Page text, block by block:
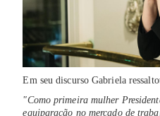
Em seu discurso Gabriela
"Como primeira mulher
equiparação no mercado de